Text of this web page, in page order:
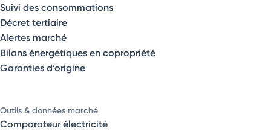
Suivi des consommations
Décret tertiaire
Alertes marché
Bilans énergétiques en copropriété
Garanties d’origine
Outils & données marché
Comparateur électricité